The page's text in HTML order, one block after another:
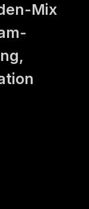
Mix